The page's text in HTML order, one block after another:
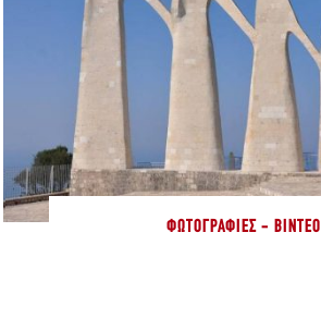
ΦΩΤΟΓΡΑΦΊΕΣ - ΒΊΝΤΕΟ